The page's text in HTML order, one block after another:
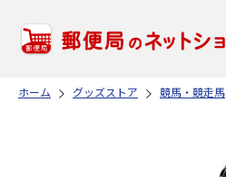
ホーム グッズストア 競馬・競走馬